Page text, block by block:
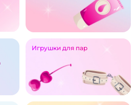
Игрушки для пар